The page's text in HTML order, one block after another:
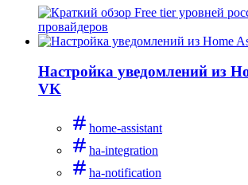
Настройка уведомлений из
VK
home-assistant
ha-integration
ha-notification